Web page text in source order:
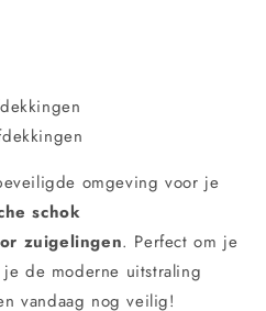
omgeving voor je
schok
zuigelingen. Perfect om je
de moderne uitstraling
vandaag nog veilig!